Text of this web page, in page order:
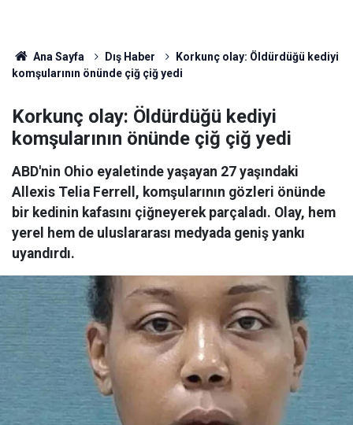
Ana Sayfa Dış Haber
Korkunç olay: Öldürdüğü kediyi
komşularının önünde çiğ çiğ yedi
Korkunç olay: Öldürdüğü kediyi
komşularının önünde çiğ çiğ yedi
ABD'nin Ohio eyaletinde yaşayan 27 yaşındaki
Allexis Telia Ferrell, komşularının gözleri önünde
bir kedinin kafasını çiğneyerek parçaladı. Olay, hem
yerel hem de uluslararası medyada geniş yankı
uyandırdı.